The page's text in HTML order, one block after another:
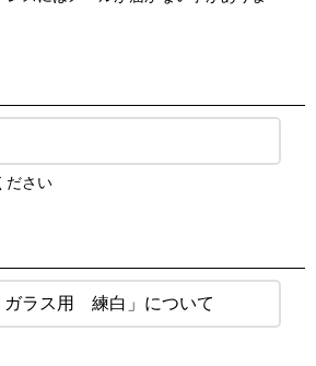
ださい